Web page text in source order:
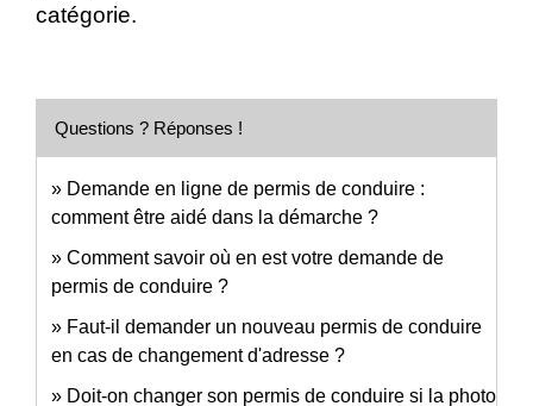
catégorie.
Questions ? Réponses !
Demande en ligne de permis de conduire :
comment être aidé dans la démarche ?
Comment savoir où en est votre demande de
permis de conduire ?
Faut-il demander un nouveau permis de conduire
en cas de changement d'adresse ?
Doit-on changer son permis de conduire si la photo